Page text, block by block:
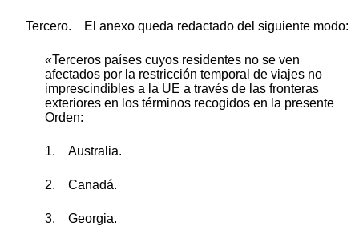
Tercero. El anexo queda redactado del siguiente modo:
«Terceros países cuyos residentes no se ven
afectados por la restricción temporal de viajes no
imprescindibles a la UE a través de las fronteras
exteriores en los términos recogidos en la presente
Orden:
1. Australia.
2. Canadá.
3. Georgia.